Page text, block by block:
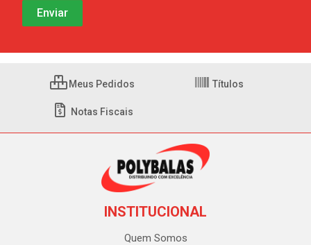
Meus Pedidos Títulos
Notas Fiscais
INSTITUCIONAL
Quem Somos